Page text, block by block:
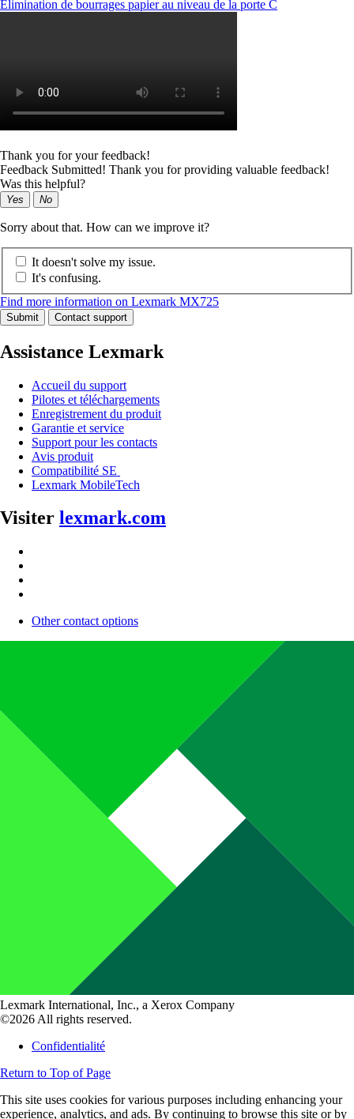
Elimination de bourrages papier au niveau de la porte C
Thank you for your feedback!
Feedback Submitted! Thank you for providing valuable feedback!
Was this helpful?
Yes No
Sorry about that. How can we improve it?
It doesn't solve my issue.
It's confusing.
Find more information on Lexmark MX725
Submit Contact support
Assistance Lexmark
Accueil du support
Pilotes et téléchargements
Enregistrement du produit
Garantie et service
Support pour les contacts
Avis produit
Compatibilité SE
Lexmark MobileTech
Visiter lexmark.com
Other contact options
Lexmark International, Inc., a Xerox Company
©2026 All rights reserved.
Confidentialité
Return to Top of Page
This site uses cookies for various purposes including enhancing your
experience, analytics, and ads. By continuing to browse this site or by